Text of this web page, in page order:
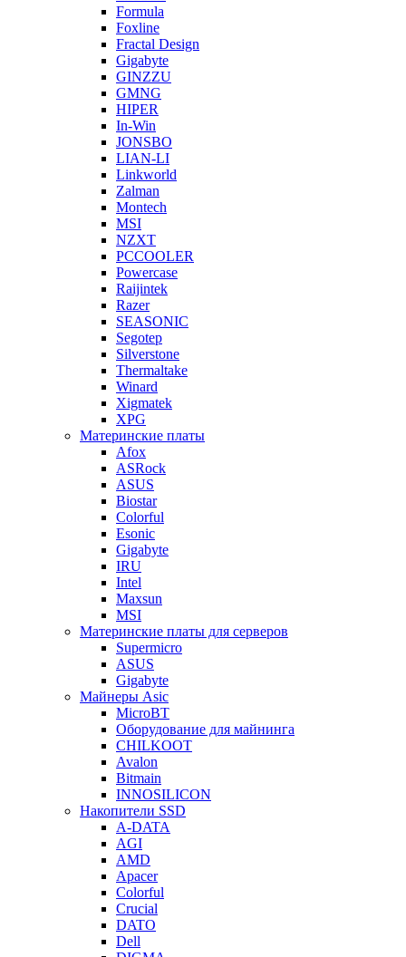
Formula
Foxline
Fractal Design
Gigabyte
GINZZU
GMNG
HIPER
In-Win
JONSBO
LIAN-LI
Linkworld
Zalman
Montech
MSI
NZXT
PCCOOLER
Powercase
Raijintek
Razer
SEASONIC
Segotep
Silverstone
Thermaltake
Winard
Xigmatek
XPG
Материнские платы
Afox
ASRock
ASUS
Biostar
Colorful
Esonic
Gigabyte
IRU
Intel
Maxsun
MSI
Материнские платы для серверов
Supermicro
ASUS
Gigabyte
Майнеры Asic
MicroBT
Оборудование для майнинга
CHILKOOT
Avalon
Bitmain
INNOSILICON
Накопители SSD
A-DATA
AGI
AMD
Apacer
Colorful
Crucial
DATO
Dell